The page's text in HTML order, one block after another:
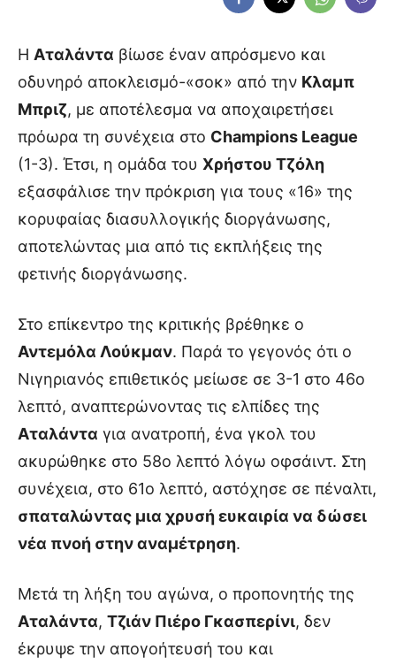
Η Αταλάντα βίωσε έναν απρόσμενο και
οδυνηρό αποκλεισμό-«σοκ» από την Κλαμπ
Μπριζ, με αποτέλεσμα να αποχαιρετήσει
πρόωρα τη συνέχεια στο Champions League
(1-3). Έτσι, η ομάδα του Χρήστου Τζόλη
εξασφάλισε την πρόκριση για τους «16» της
κορυφαίας διασυλλογικής διοργάνωσης,
αποτελώντας μια από τις εκπλήξεις της
φετινής διοργάνωσης.
Στο επίκεντρο της κριτικής βρέθηκε ο
Αντεμόλα Λούκμαν. Παρά το γεγονός ότι ο
Νιγηριανός επιθετικός μείωσε σε 3-1 στο 46ο
λεπτό, αναπτερώνοντας τις ελπίδες της
Αταλάντα για ανατροπή, ένα γκολ του
ακυρώθηκε στο 58ο λεπτό λόγω οφσάιντ. Στη
συνέχεια, στο 61ο λεπτό, αστόχησε σε πέναλτι,
σπαταλώντας μια χρυσή ευκαιρία να δώσει
νέα πνοή στην αναμέτρηση.
Μετά τη λήξη του αγώνα, ο προπονητής της
Αταλάντα, Τζιάν Πιέρο Γκασπερίνι, δεν
έκρυψε την απογοήτευσή του και